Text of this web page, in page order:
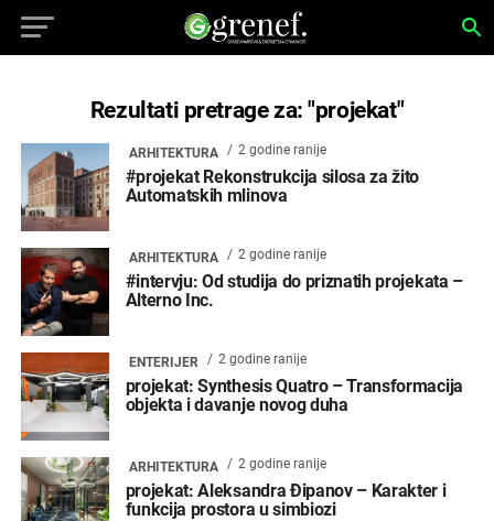
Rezultati pretrage za: "projekat"
ARHITEKTURA 2 godine ranije
#projekat Rekonstrukcija silosa za žito
Automatskih mlinova
ARHITEKTURA 2 godine ranije
#intervju: Od studija do priznatih projekata –
Alterno Inc.
ENTERIJER 2 godine ranije
projekat: Synthesis Quatro – Transformacija
objekta i davanje novog duha
ARHITEKTURA 2 godine ranije
projekat: Aleksandra Đipanov – Karakter i
funkcija prostora u simbiozi